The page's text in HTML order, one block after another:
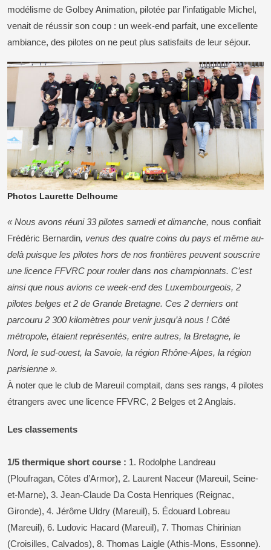
modélisme de Golbey Animation, pilotée par l’infatigable Michel,
venait de réussir son coup : un week-end parfait, une excellente
ambiance, des pilotes on ne peut plus satisfaits de leur séjour.
Photos Laurette Delhoume
« Nous avons réuni 33 pilotes samedi et dimanche, nous confiait
Frédéric Bernardin, venus des quatre coins du pays et même au-
delà puisque les pilotes hors de nos frontières peuvent souscrire
une licence FFVRC pour rouler dans nos championnats. C’est
ainsi que nous avions ce week-end des Luxembourgeois, 2
pilotes belges et 2 de Grande Bretagne. Ces 2 derniers ont
parcouru 2 300 kilomètres pour venir jusqu’à nous ! Côté
métropole, étaient représentés, entre autres, la Bretagne, le
Nord, le sud-ouest, la Savoie, la région Rhône-Alpes, la région
parisienne ».
À noter que le club de Mareuil comptait, dans ses rangs, 4 pilotes
étrangers avec une licence FFVRC, 2 Belges et 2 Anglais.
Les classements
1/5 thermique short course : 1. Rodolphe Landreau
(Ploufragan, Côtes d’Armor), 2. Laurent Naceur (Mareuil, Seine-
et-Marne), 3. Jean-Claude Da Costa Henriques (Reignac,
Gironde), 4. Jérôme Uldry (Mareuil), 5. Édouard Lobreau
(Mareuil), 6. Ludovic Hacard (Mareuil), 7. Thomas Chirinian
(Croisilles, Calvados), 8. Thomas Laigle (Athis-Mons, Essonne).